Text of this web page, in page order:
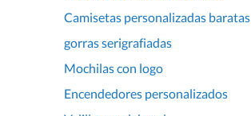
Camisetas personalizadas baratas
gorras serigrafiadas
Mochilas con logo
Encendedores personalizados